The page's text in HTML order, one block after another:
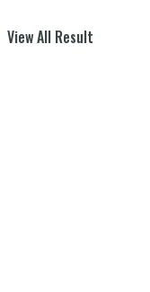
View All Result